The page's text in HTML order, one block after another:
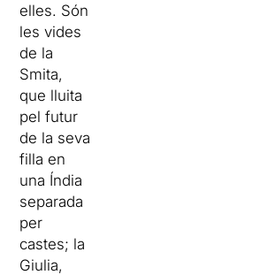
elles. Són
les vides
de la
Smita,
que lluita
pel futur
de la seva
filla en
una Índia
separada
per
castes; la
Giulia,